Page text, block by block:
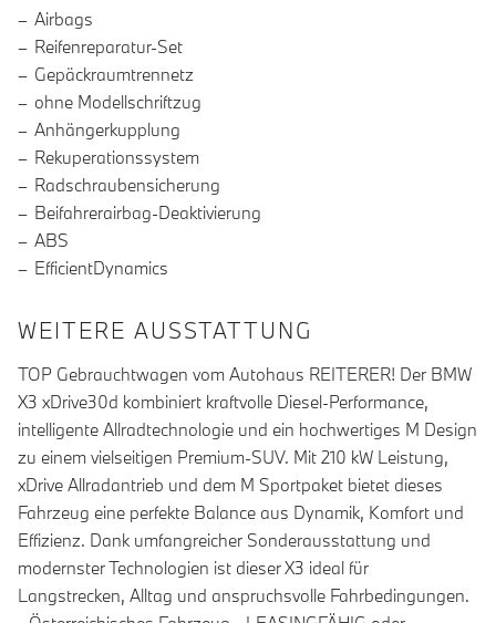
Airbags
Reifenreparatur-Set
Gepäckraumtrennetz
ohne Modellschriftzug
Anhängerkupplung
Rekuperationssystem
Radschraubensicherung
Beifahrerairbag-Deaktivierung
ABS
EfficientDynamics
WEITERE AUSSTATTUNG
TOP Gebrauchtwagen vom Autohaus REITERER! Der BMW
X3 xDrive30d kombiniert kraftvolle Diesel-Performance,
intelligente Allradtechnologie und ein hochwertiges M Design
zu einem vielseitigen Premium-SUV. Mit 210 kW Leistung,
xDrive Allradantrieb und dem M Sportpaket bietet dieses
Fahrzeug eine perfekte Balance aus Dynamik, Komfort und
Effizienz. Dank umfangreicher Sonderausstattung und
modernster Technologien ist dieser X3 ideal für
Langstrecken, Alltag und anspruchsvolle Fahrbedingungen.